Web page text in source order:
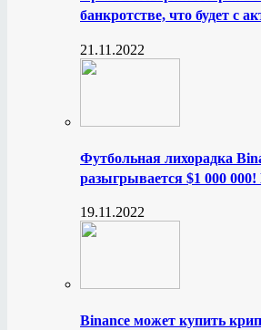
банкротстве, что будет с
21.11.2022
Футбольная лихорадка
разыгрывается $1 000
19.11.2022
Binance может купить